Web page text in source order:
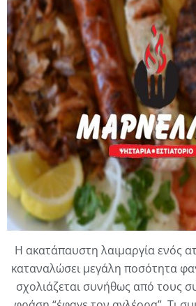
Η ακατάπαυστη λαιμαργία ενός
καταναλώσει μεγάλη ποσότητα
σχολιάζεται συνήθως από τους